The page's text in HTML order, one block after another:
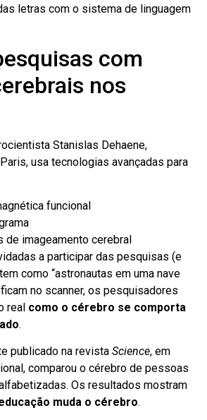
letras com o sistema de linguagem
com
nos
Stanislas Dehaene,
usa tecnologias avançadas para
funcional
de imageamento cerebral
a participar das pesquisas (e
como “astronautas em uma nave
no scanner, os pesquisadores
real como o cérebro se comporta
.
publicado na revista Science, em
comparou o cérebro de pessoas
Os resultados mostram
muda o cérebro.